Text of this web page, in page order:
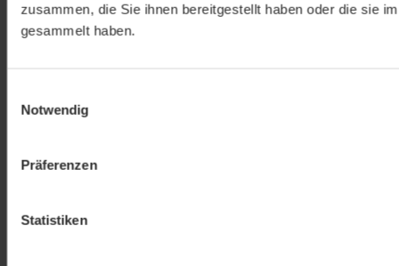
zusammen, die Sie ihnen bereitgestellt haben oder die sie
gesammelt haben.
Notwendig
Präferenzen
Statistiken
Sulforaphan - Hochdosierter, natürlicher
Brokkoliextrakt
Beschreibung